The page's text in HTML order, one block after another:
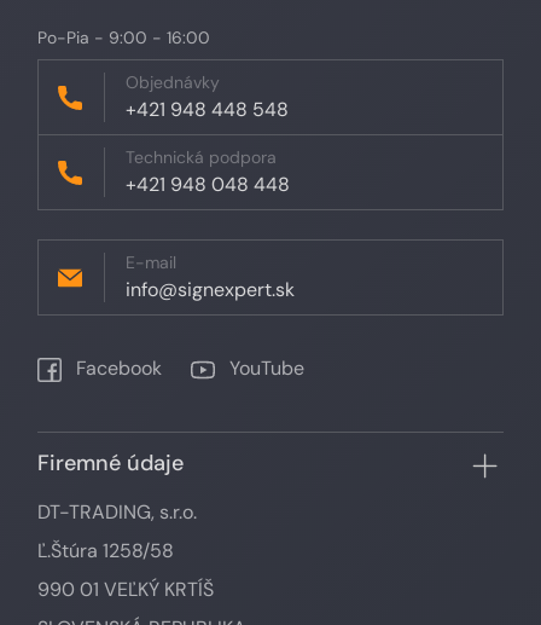
Po-Pia - 9:00 - 16:00
Objednávky
+421 948 448 548
Technická podpora
+421 948 048 448
E-mail
info@signexpert.sk
Facebook YouTube
Firemné údaje
DT-TRADING, s.r.o.
Ľ.Štúra 1258/58
990 01 VEĽKÝ KRTÍŠ